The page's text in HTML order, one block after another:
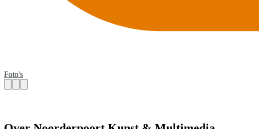
Foto's